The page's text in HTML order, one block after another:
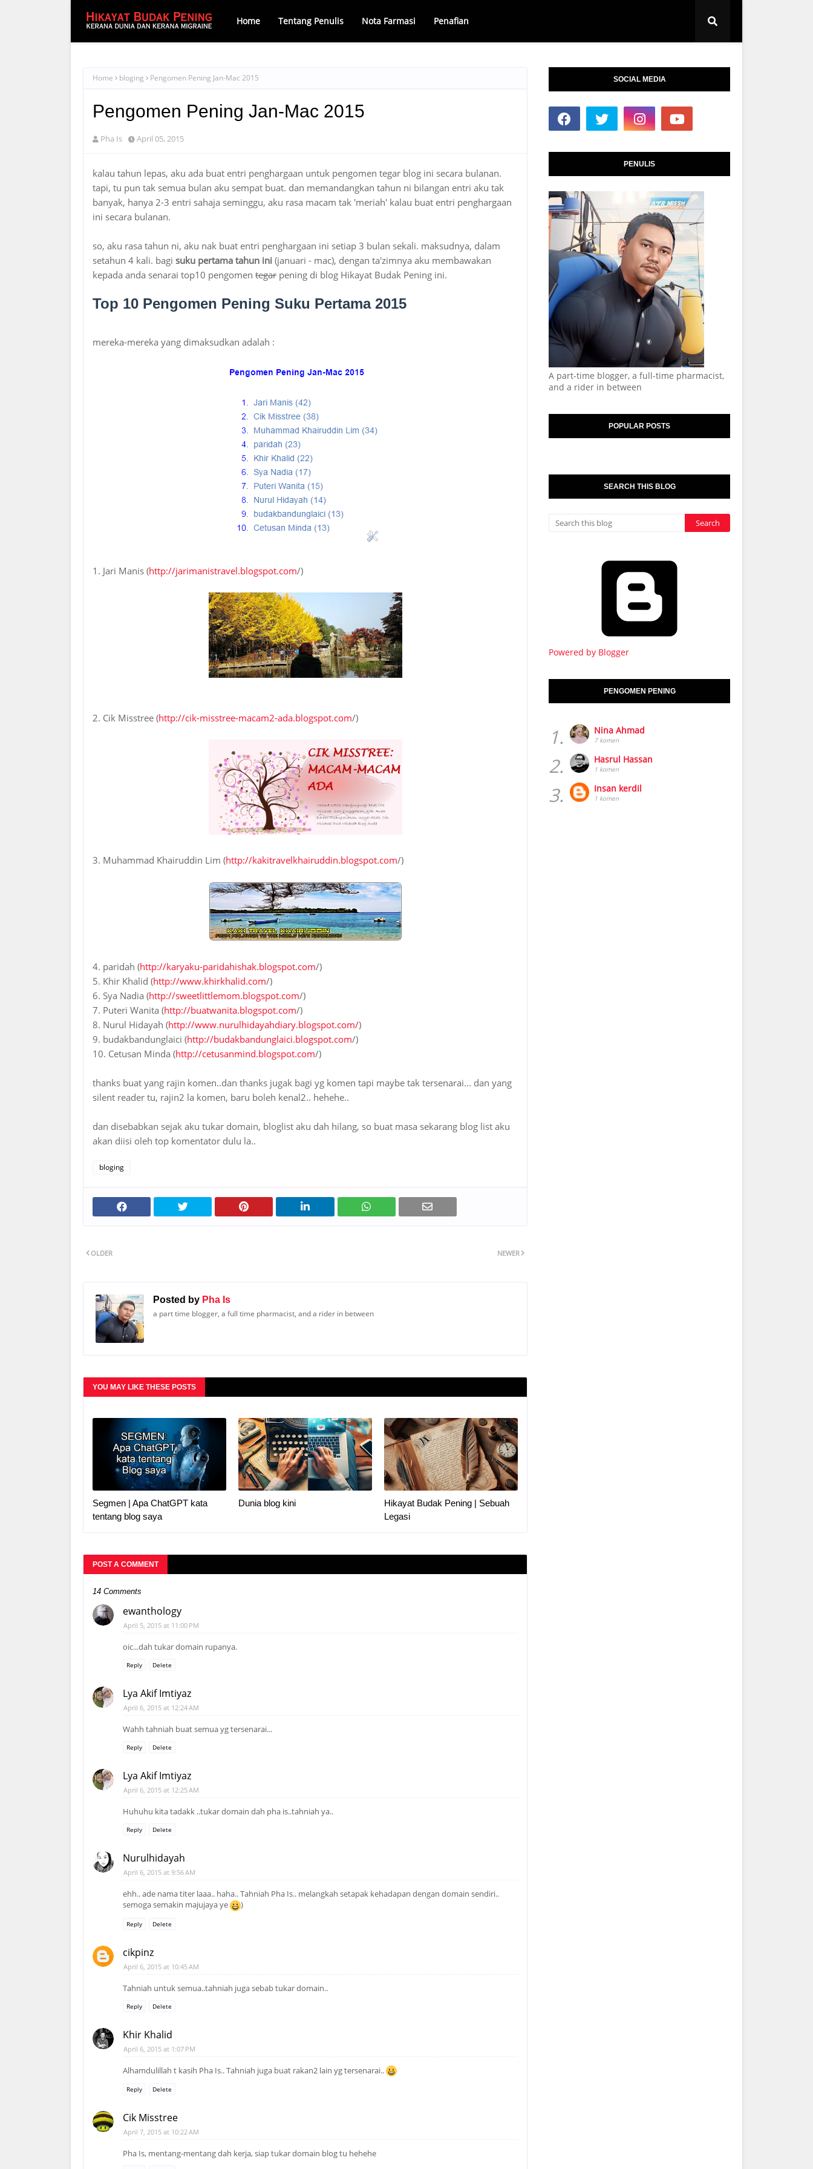
Home Tentang Penulis Nota Farmasi Penafian
Home bloging Pengomen Pening Jan-Mac 2015
Pengomen Pening Jan-Mac 2015
Pha Is April 05, 2015
kalau tahun lepas, aku ada buat entri penghargaan untuk pengomen tegar blog ini secara bulanan.
tapi, tu pun tak semua bulan aku sempat buat. dan memandangkan tahun ni bilangan entri aku tak
banyak, hanya 2-3 entri sahaja seminggu, aku rasa macam tak 'meriah' kalau buat entri penghargaan
ini secara bulanan.
so, aku rasa tahun ni, aku nak buat entri penghargaan ini setiap 3 bulan sekali. maksudnya, dalam
setahun 4 kali. bagi suku pertama tahun ini (januari - mac), dengan ta'zimnya aku membawakan
kepada anda senarai top10 pengomen tegar pening di blog Hikayat Budak Pening ini.
Top 10 Pengomen Pening Suku Pertama 2015
mereka-mereka yang dimaksudkan adalah :
1. Jari Manis (http://jarimanistravel.blogspot.com/)
2. Cik Misstree (http://cik-misstree-macam2-ada.blogspot.com/)
3. Muhammad Khairuddin Lim (http://kakitravelkhairuddin.blogspot.com/)
4. paridah (http://karyaku-paridahishak.blogspot.com/)
5. Khir Khalid (http://www.khirkhalid.com/)
6. Sya Nadia (http://sweetlittlemom.blogspot.com/)
7. Puteri Wanita (http://buatwanita.blogspot.com/)
8. Nurul Hidayah (http://www.nurulhidayahdiary.blogspot.com/)
9. budakbandunglaici (http://budakbandunglaici.blogspot.com/)
10. Cetusan Minda (http://cetusanmind.blogspot.com/)
thanks buat yang rajin komen..dan thanks jugak bagi yg komen tapi maybe tak tersenarai... dan yang
silent reader tu, rajin2 la komen, baru boleh kenal2.. hehehe..
dan disebabkan sejak aku tukar domain, bloglist aku dah hilang, so buat masa sekarang blog list aku
akan diisi oleh top komentator dulu la..
bloging
NEWER
OLDER
Posted by Pha Is
a part time blogger, a full time pharmacist, and a rider in between
YOU MAY LIKE THESE POSTS
Segmen | Apa ChatGPT kata
tentang blog saya
Dunia blog kini
Hikayat Budak Pening | Sebuah
Legasi
POST A COMMENT
14 Comments
ewanthology
April 5, 2015 at 11:00 PM
oic...dah tukar domain rupanya.
Reply Delete
Lya Akif Imtiyaz
April 6, 2015 at 12:24 AM
Wahh tahniah buat semua yg tersenarai...
Reply Delete
Lya Akif Imtiyaz
April 6, 2015 at 12:25 AM
Huhuhu kita tadakk ..tukar domain dah pha is..tahniah ya..
Reply Delete
Nurulhidayah
April 6, 2015 at 9:56 AM
ehh.. ade nama titer laaa.. haha.. Tahniah Pha Is.. melangkah setapak kehadapan dengan domain sendiri..
semoga semakin majujaya ye
)
Reply Delete
cikpinz
April 6, 2015 at 10:45 AM
Tahniah untuk semua..tahniah juga sebab tukar domain..
Reply Delete
Khir Khalid
April 6, 2015 at 1:07 PM
Alhamdulillah t kasih Pha Is.. Tahniah juga buat rakan2 lain yg tersenarai..
Reply Delete
Cik Misstree
April 7, 2015 at 10:22 AM
Pha Is, mentang-mentang dah kerja, siap tukar domain blog tu hehehe
SOCIAL MEDIA
PENULIS
A part-time blogger, a full-time pharmacist,
and a rider in between
POPULAR POSTS
SEARCH THIS BLOG
Powered by Blogger
PENGOMEN PENING
1. Nina Ahmad
7 komen
2. Hasrul Hassan
1 komen
3. Insan kerdil
1 komen